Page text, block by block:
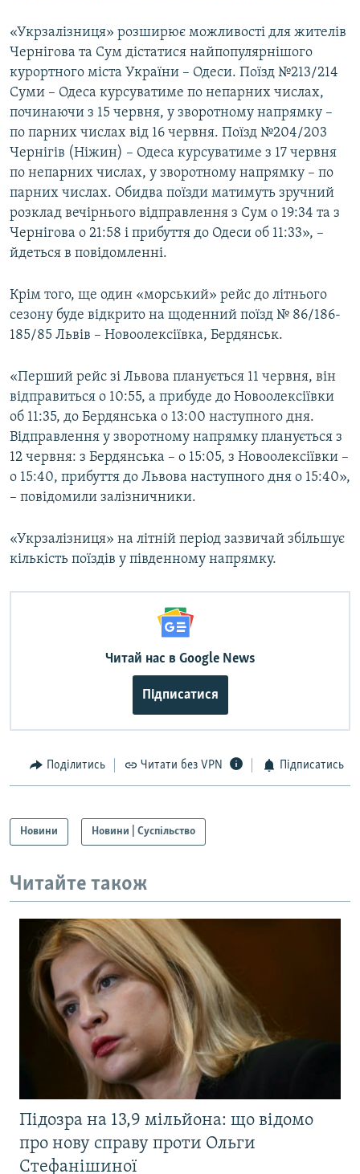
Усі сайти RFE/RL
«Укрзалізниця» розширює можливості для жителів
Чернігова та Сум дістатися найпопулярнішого
курортного міста України – Одеси. Поїзд №213/214
Суми – Одеса курсуватиме по непарних числах,
починаючи з 15 червня, у зворотному напрямку –
по парних числах від 16 червня. Поїзд №204/203
Чернігів (Ніжин) – Одеса курсуватиме з 17 червня
по непарних числах, у зворотному напрямку – по
парних числах. Обидва поїзди матимуть зручний
розклад вечірнього відправлення з Сум о 19:34 та з
Чернігова о 21:58 і прибуття до Одеси об 11:33», –
йдеться в повідомленні.
Крім того, ще один «морський» рейс до літнього
сезону буде відкрито на щоденний поїзд № 86/186-
185/85 Львів – Новоолексіївка, Бердянськ.
«Перший рейс зі Львова планується 11 червня, він
відправиться о 10:55, а прибуде до Новоолексіївки
об 11:35, до Бердянська о 13:00 наступного дня.
Відправлення у зворотному напрямку планується з
12 червня: з Бердянська – о 15:05, з Новоолексіївки –
о 15:40, прибуття до Львова наступного дня о 15:40»,
– повідомили залізничники.
«Укрзалізниця» на літній період зазвичай збільшує
кількість поїздів у південному напрямку.
Читай нас в Google News
Підписатися
Поділитись Читати без VPN Підписатись
Новини Новини | Суспільство
Читайте також
Підозра на 13,9 мільйона: що відомо
про нову справу проти Ольги
Стефанішиної